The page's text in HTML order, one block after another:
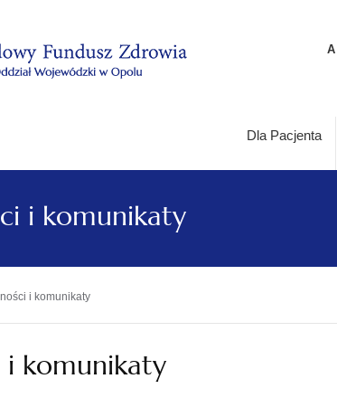
A
Dla Pacjenta
i komunikaty
i komunikaty
i komunikaty